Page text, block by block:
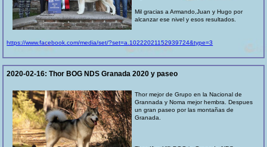
Mil gracias a Armando,Juan y Hugo por
alcanzar ese nivel y esos resultados.
https://www.facebook.com/media/set/?set=a.10222021152939724&type=3
2020-02-16:Thor BOG NDS Granada 2020 y paseo
Thor mejor de Grupo en la Nacional de
Grannada y Noma mejor hembra. Despues
un gran paseo por las montañas de
Granada.